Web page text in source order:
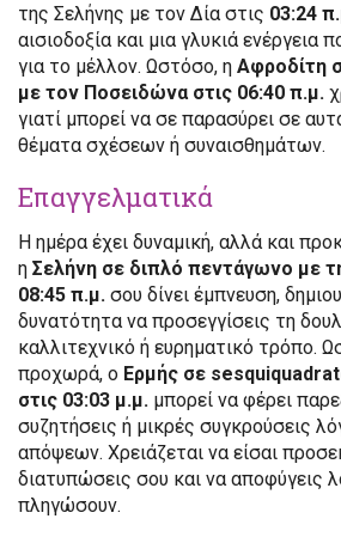
της Σελήνης με τον Δία στις 03:24
αισιοδοξία και μια γλυκιά ενέργεια
για το μέλλον. Ωστόσο, η Αφροδίτη
με τον Ποσειδώνα στις 06:40 π.μ.
γιατί μπορεί να σε παρασύρει σε
θέματα σχέσεων ή συναισθημάτων.
Επαγγελματικά
Η ημέρα έχει δυναμική, αλλά και
η Σελήνη σε διπλό πεντάγωνο με
08:45 π.μ. σου δίνει έμπνευση,
δυνατότητα να προσεγγίσεις τη
καλλιτεχνικό ή ευρηματικό τρόπο.
προχωρά, ο Ερμής σε
στις 03:03 μ.μ. μπορεί να φέρει
συζητήσεις ή μικρές συγκρούσεις
απόψεων. Χρειάζεται να είσαι
διατυπώσεις σου και να αποφύγεις
πληγώσουν.